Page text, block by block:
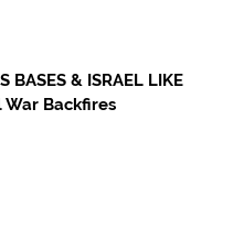
& ISRAEL LIKE
War Backfires